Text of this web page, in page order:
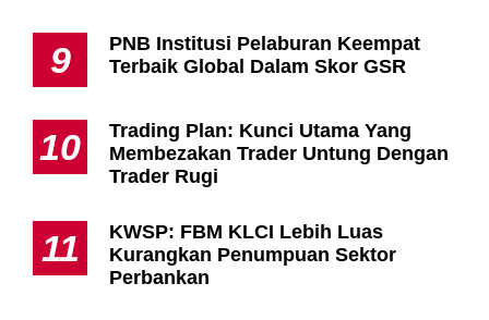
9
PNB Institusi Pelaburan Keempat
Terbaik Global Dalam Skor GSR
10
Trading Plan: Kunci Utama Yang
Membezakan Trader Untung Dengan
Trader Rugi
11
KWSP: FBM KLCI Lebih Luas
Kurangkan Penumpuan Sektor
Perbankan